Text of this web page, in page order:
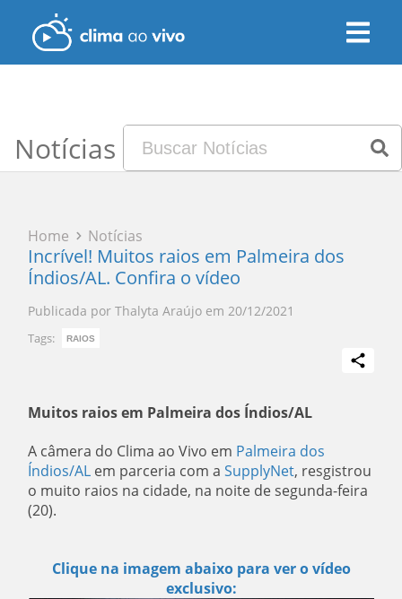
Notícias
Home Notícias
Incrível! Muitos raios em Palmeira dos
Índios/AL. Confira o vídeo
Publicada por Thalyta Araújo em 20/12/2021
Tags: RAIOS
Muitos raios em Palmeira dos Índios/AL
A câmera do Clima ao Vivo em Palmeira dos
Índios/AL em parceria com aSupplyNet, resgistrou
o muito raios na cidade, na noite de segunda-feira
(20).
Clique na imagem abaixo para ver o vídeo
exclusivo: